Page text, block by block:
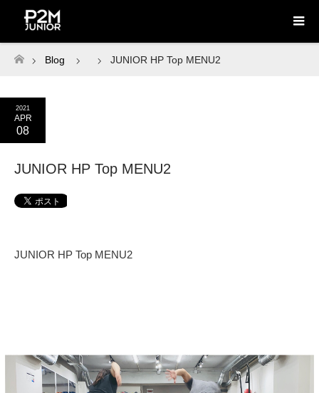
ホーム
Blog JUNIOR HP Top MENU2
2021
APR
08
JUNIOR HP Top MENU2
JUNIOR HP Top MENU2